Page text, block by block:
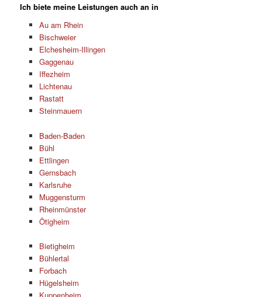
Ich biete meine Leistungen auch an in
Au am Rhein
Bischweier
Elchesheim-Illingen
Gaggenau
Iffezheim
Lichtenau
Rastatt
Steinmauern
Baden-Baden
Bühl
Ettlingen
Gernsbach
Karlsruhe
Muggensturm
Rheinmünster
Ötigheim
Bietigheim
Bühlertal
Forbach
Hügelsheim